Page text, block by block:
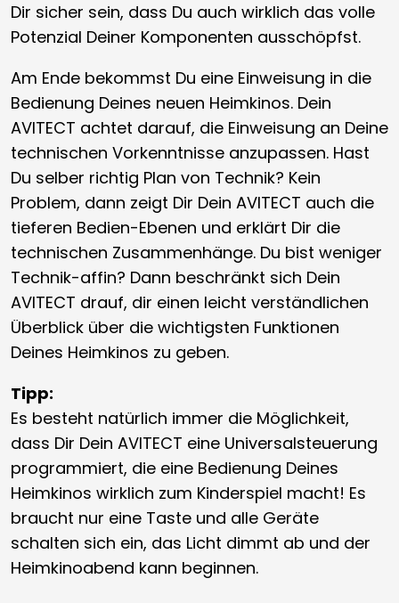
Dir sicher sein, dass Du auch wirklich das volle
Potenzial Deiner Komponenten ausschöpfst.
Am Ende bekommst Du eine Einweisung in die
Bedienung Deines neuen Heimkinos. Dein
AVITECT achtet darauf, die Einweisung an Deine
technischen Vorkenntnisse anzupassen. Hast
Du selber richtig Plan von Technik? Kein
Problem, dann zeigt Dir Dein AVITECT auch die
tieferen Bedien-Ebenen und erklärt Dir die
technischen Zusammenhänge. Du bist weniger
Technik-affin? Dann beschränkt sich Dein
AVITECT drauf, dir einen leicht verständlichen
Überblick über die wichtigsten Funktionen
Deines Heimkinos zu geben.
Tipp:
Es besteht natürlich immer die Möglichkeit,
dass Dir Dein AVITECT eine Universalsteuerung
programmiert, die eine Bedienung Deines
Heimkinos wirklich zum Kinderspiel macht! Es
braucht nur eine Taste und alle Geräte
schalten sich ein, das Licht dimmt ab und der
Heimkinoabend kann beginnen.